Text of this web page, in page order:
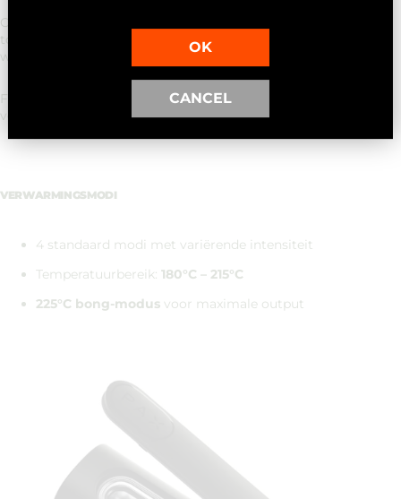
Ook onderhoud is doordacht. Het
toegankelijk, van oven tot mondstuk, waardoor schoonmaken
weinig tijd vraagt. Minder onderhoud, meer gebruik.
FLOW voelt als een logisch vervolg: krachtiger, opener en
verfijnder - zonder zijn eenvoud te verliezen.
VERWARMINGSMODI
4 standaard modi met variërende intensiteit
Temperatuurbereik: 180°C – 215°C
225°C bong-modus voor maximale output
OK
CANCEL